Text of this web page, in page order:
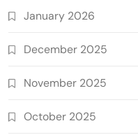
January 2026
December 2025
November 2025
October 2025